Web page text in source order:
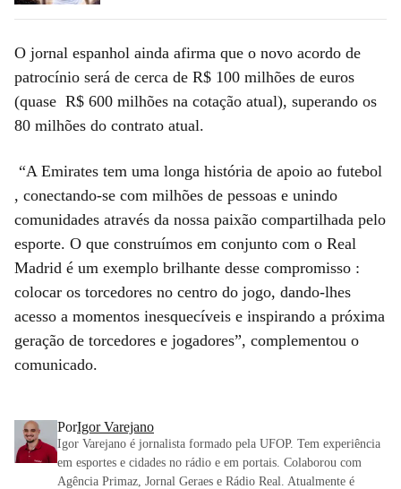
O jornal espanhol ainda afirma que o novo acordo de
patrocínio será de cerca de R$ 100 milhões de euros
(quase R$ 600 milhões na cotação atual), superando os
80 milhões do contrato atual.
“A Emirates tem uma longa história de apoio ao futebol
, conectando-se com milhões de pessoas e unindo
comunidades através da nossa paixão compartilhada pelo
esporte. O que construímos em conjunto com o Real
Madrid é um exemplo brilhante desse compromisso :
colocar os torcedores no centro do jogo, dando-lhes
acesso a momentos inesquecíveis e inspirando a próxima
geração de torcedores e jogadores”, complementou o
comunicado.
PorIgor Varejano
Igor Varejano é jornalista formado pela UFOP. Tem experiência
em esportes e cidades no rádio e em portais. Colaborou com
Agência Primaz, Jornal Geraes e Rádio Real. Atualmente é